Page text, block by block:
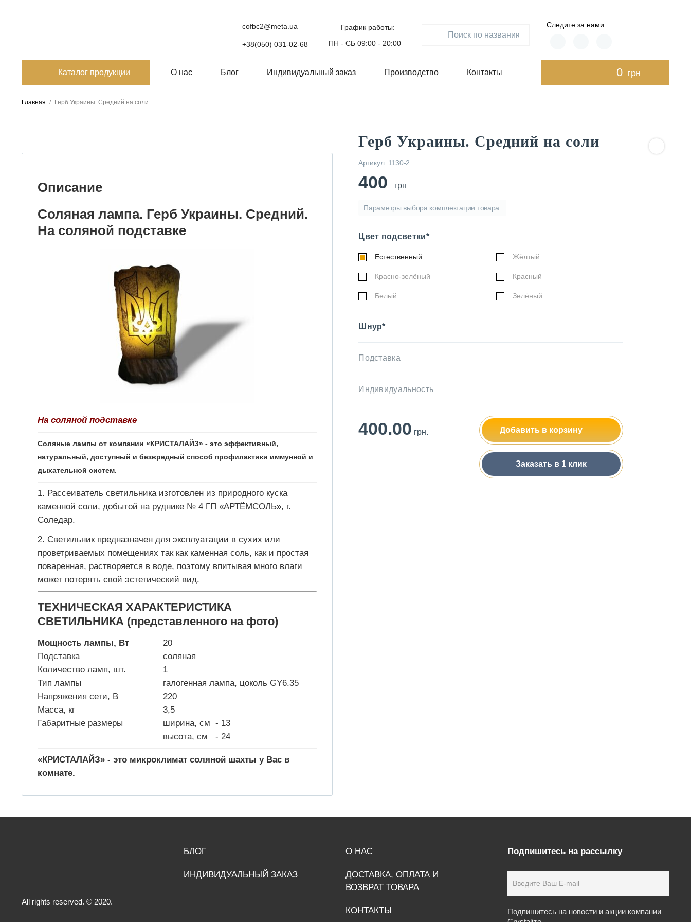
cofbc2@meta.ua
+38(050) 031-02-68
График работы:
ПН - СБ 09:00 - 20:00
Следите за нами
Каталог продукции О нас Блог Индивидуальный заказ Производство Контакты 0 грн
Главная / Герб Украины. Средний на соли
Описание
Соляная лампа. Герб Украины. Средний.
На соляной подставке
На соляной подставке
Соляные лампы от компании «КРИСТАЛАЙЗ» - это эффективный,
натуральный, доступный и безвредный способ профилактики иммунной и
дыхательной систем.
Рассеиватель светильника изготовлен из природного куска
каменной соли, добытой на руднике № 4 ГП «АРТЁМСОЛЬ», г.
Соледар.
Светильник предназначен для эксплуатации в сухих или
проветриваемых помещениях так как каменная соль, как и простая
поваренная, растворяется в воде, поэтому впитывая много влаги
может потерять свой эстетический вид.
ТЕХНИЧЕСКАЯ ХАРАКТЕРИСТИКА
СВЕТИЛЬНИКА (представленного на фото)
Мощность лампы, Вт
20
Подставка
соляная
Количество ламп, шт.
1
Тип лампы
галогенная лампа, цоколь GY6.35
Напряжения сети, В
220
Масса, кг
3,5
Габаритные размеры
ширина, см - 13
высота, см - 24
«КРИСТАЛАЙЗ» - это микроклимат соляной шахты у Вас в
комнате.
Герб Украины. Средний на соли
Артикул: 1130-2
400 грн
Параметры выбора комплектации товара:
Цвет подсветки*
Естественный Жёлтый
Красно-зелёный Красный
Белый Зелёный
Шнур*
Подставка
Индивидуальность
400.00 грн. Добавить в корзину
Заказать в 1 клик
All rights reserved. © 2020.
БЛОГ
ИНДИВИДУАЛЬНЫЙ ЗАКАЗ
О НАС
ДОСТАВКА, ОПЛАТА И
ВОЗВРАТ ТОВАРА
КОНТАКТЫ
Подпишитесь на рассылку
Подпишитесь на новости и акции компании